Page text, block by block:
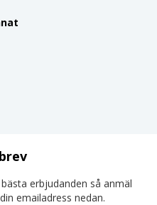
erbjudanden så anmäl
emailadress nedan.